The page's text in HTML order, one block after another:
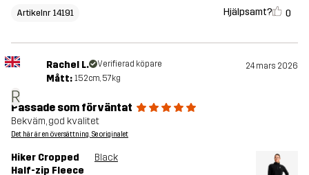
Artikelnr 14191 Hjälpsamt? 0
R
Rachel L. Verifierad köpare 24 mars 2026
Mått: 152cm, 57kg
Passade som förväntat
Bekväm, god kvalitet
Det här är en översättning. Se originalet
Hiker Cropped
Half-zip Fleece
Black